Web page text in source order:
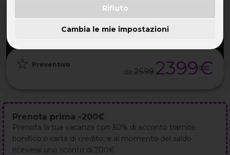
Rifiuto
Cambia le mie impostazioni
9GG / 7NT
ETÀ
32-55 ANNI da 20
Preventivo
da 2599 2399€
Prenota prima -200€
Prenota la tua vacanza con 30% di acconto tramite
bonifico o carta di credito, e al momento del saldo
riceverai uno sconto di 200€